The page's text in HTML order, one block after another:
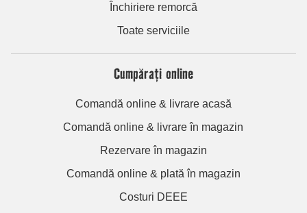
Închiriere remorcă
Toate serviciile
Cumpărați online
Comandă online & livrare acasă
Comandă online & livrare în magazin
Rezervare în magazin
Comandă online & plată în magazin
Costuri DEEE